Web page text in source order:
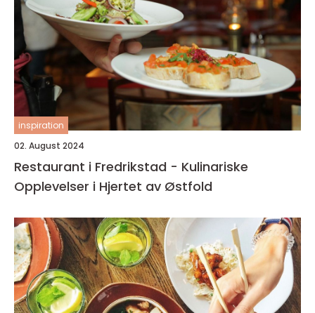
inspiration
02. August 2024
Restaurant i Fredrikstad - Kulinariske
Opplevelser i Hjertet av Østfold